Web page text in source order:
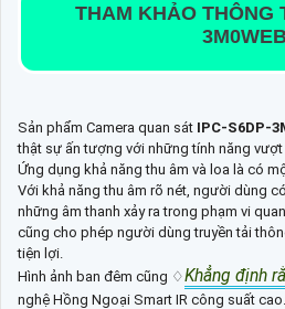
THAM KHẢO THÔNG
Sản phẩm Camera quan sát IPC-S6DP-
thật sự ấn tượng với những tính năng vượt
Ứng dụng khả năng thu âm và loa là có
Với khả năng thu âm rõ nét, người dùng
những âm thanh xảy ra trong phạm vi
cũng cho phép người dùng truyền tải
tiện lợi.
Hình ảnh ban đêm cũng ♢Khẳng định
nghệ Hồng Ngoại Smart IR công suất